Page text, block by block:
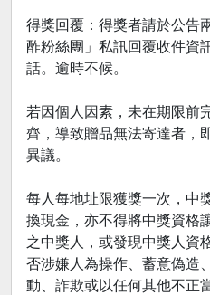
得獎回覆：得獎者請於公告
酢粉絲團」私訊回覆收件資
話。逾時不候。
若因個人因素，未在期限前
齊，導致贈品無法寄達者，
異議。
每人每地址限獲獎一次，中
換現金，亦不得將中獎資格
之中獎人，或發現中獎人資
否涉嫌人為操作、蓄意偽造
動、詐欺或以任何其他不正